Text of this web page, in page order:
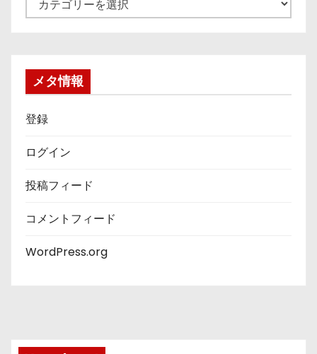
テ
メタ情報
登録
ログイン
投稿フィード
コメントフィード
WordPress.org